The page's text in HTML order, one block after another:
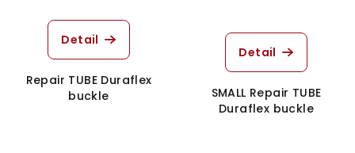
Detail
Repair TUBE Duraflex
buckle
Detail
SMALL Repair TUBE
Duraflex buckle